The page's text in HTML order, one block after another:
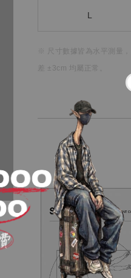
L
※ 尺寸數據皆為水平測量，
差 ±3cm 均屬正常。